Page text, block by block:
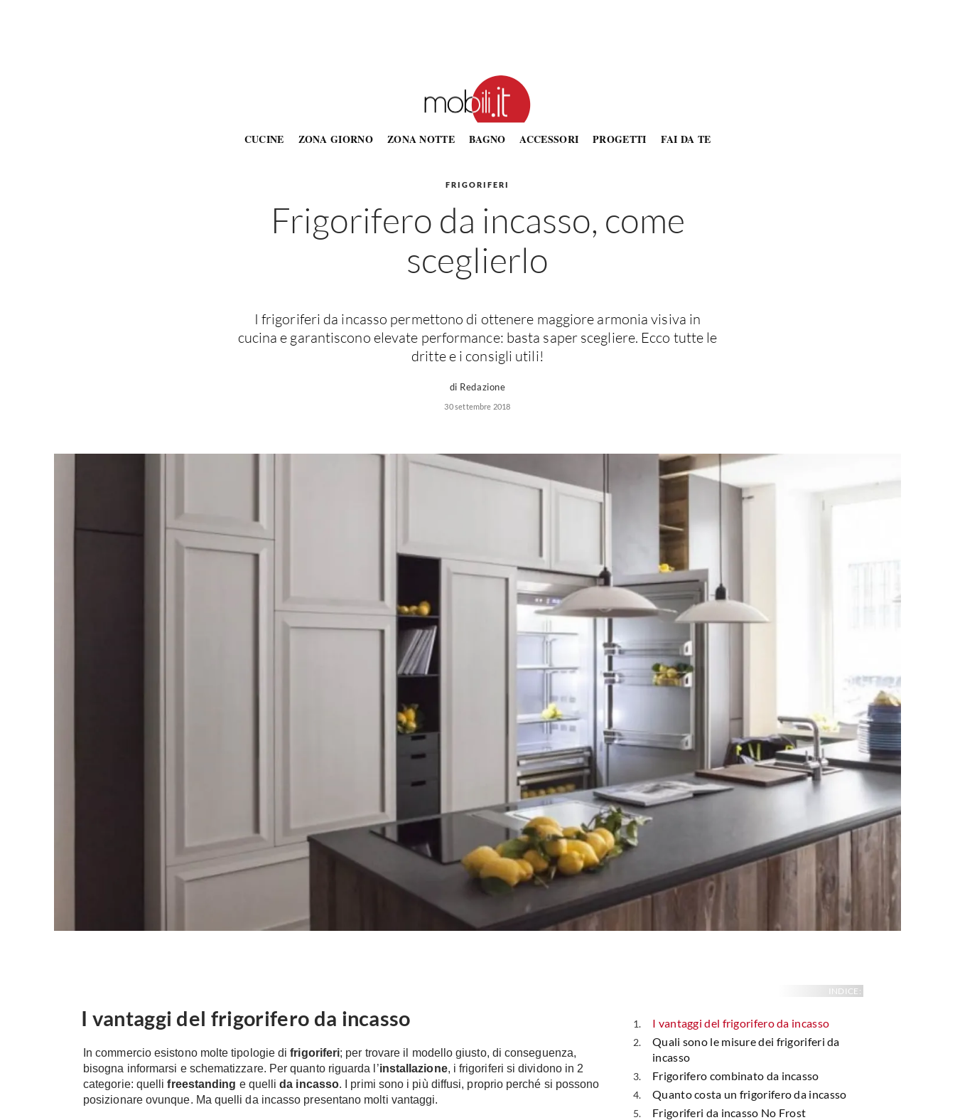
CUCINE ZONA GIORNO ZONA NOTTE BAGNO ACCESSORI PROGETTI FAI DA TE
FRIGORIFERI
Frigorifero da incasso, come
sceglierlo
I frigoriferi da incasso permettono di ottenere maggiore armonia visiva in
cucina e garantiscono elevate performance: basta saper scegliere. Ecco tutte le
dritte e i consigli utili!
di Redazione
30 settembre 2018
I vantaggi del frigorifero da incasso
In commercio esistono molte tipologie difrigoriferi; per trovare il modello giusto, di conseguenza,
bisogna informarsi e schematizzare. Per quanto riguarda l’installazione, i frigoriferi si dividono in 2
categorie: quellifreestanding e quellida incasso. I primi sono i più diffusi, proprio perché si possono
posizionare ovunque. Ma quelli da incasso presentano molti vantaggi.
INDICE:
I vantaggi del frigorifero da incasso
Quali sono le misure dei frigoriferi da
incasso
Frigorifero combinato da incasso
Quanto costa un frigorifero da incasso
Frigoriferi da incasso No Frost